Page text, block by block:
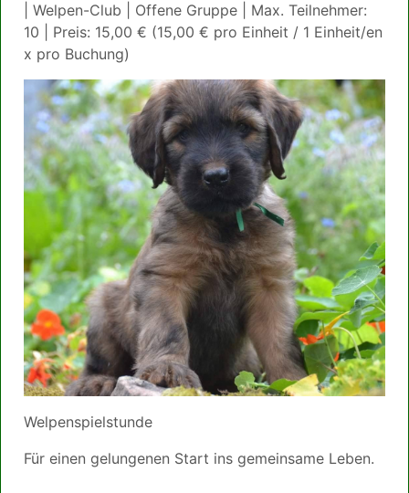
| Welpen-Club | Offene Gruppe | Max. Teilnehmer:
10 | Preis: 15,00 € (15,00 € pro Einheit / 1 Einheit/en
x pro Buchung)
Welpenspielstunde
Für einen gelungenen Start ins gemeinsame Leben.